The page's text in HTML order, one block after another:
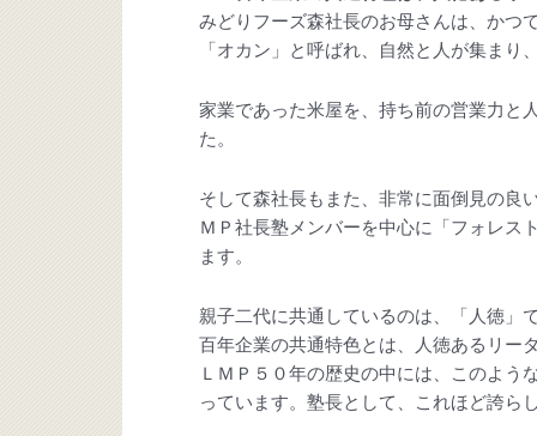
みどりフーズ森社長のお母さんは、かつ
「オカン」と呼ばれ、自然と人が集ま
家業であった米屋を、持ち前の営業力と
た。
そして森社長もまた、非常に面倒見の良
ＭＰ社長塾メンバーを中心に「フォレス
ます。
親子二代に共通しているのは、「人徳」
百年企業の共通特色とは、人徳あるリー
ＬＭＰ５０年の歴史の中には、このよ
っています。塾長として、これほど誇ら